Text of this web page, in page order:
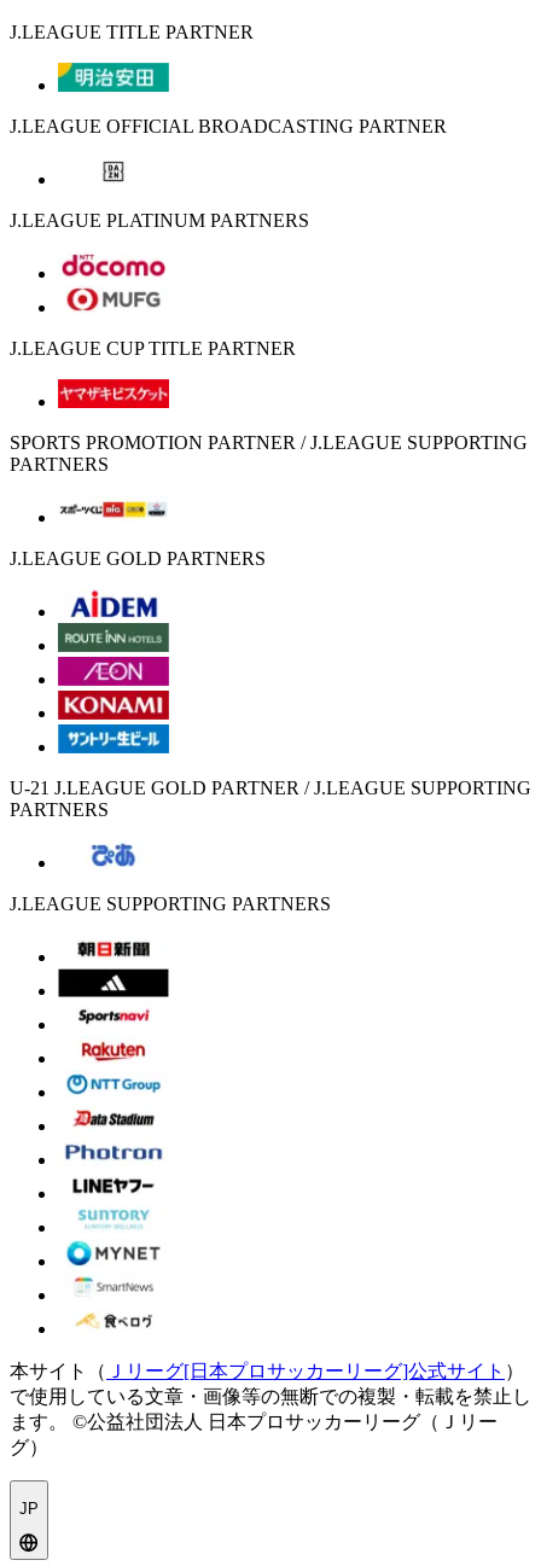
J.LEAGUE TITLE PARTNER
J.LEAGUE OFFICIAL BROADCASTING PARTNER
J.LEAGUE PLATINUM PARTNERS
J.LEAGUE CUP TITLE PARTNER
SPORTS PROMOTION PARTNER / J.LEAGUE SUPPORTING
PARTNERS
J.LEAGUE GOLD PARTNERS
U-21 J.LEAGUE GOLD PARTNER / J.LEAGUE SUPPORTING
PARTNERS
J.LEAGUE SUPPORTING PARTNERS
本サイト（ Ｊリーグ[日本プロサッカーリーグ]公式サイト ）
で使用している文章・画像等の無断での複製・転載を禁止し
ます。
©公益社団法人 日本プロサッカーリーグ（Ｊリー
グ）
JP